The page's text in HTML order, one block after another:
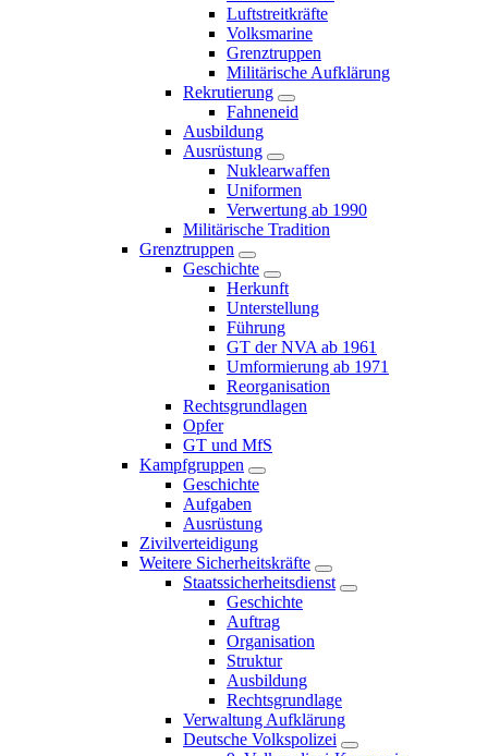
Luftstreitkräfte
Volksmarine
Grenztruppen
Militärische Aufklärung
Rekrutierung
Fahneneid
Ausbildung
Ausrüstung
Nuklearwaffen
Uniformen
Verwertung ab 1990
Militärische Tradition
Grenztruppen
Geschichte
Herkunft
Unterstellung
Führung
GT der NVA ab 1961
Umformierung ab 1971
Reorganisation
Rechtsgrundlagen
Opfer
GT und MfS
Kampfgruppen
Geschichte
Aufgaben
Ausrüstung
Zivilverteidigung
Weitere Sicherheitskräfte
Staatssicherheitsdienst
Geschichte
Auftrag
Organisation
Struktur
Ausbildung
Rechtsgrundlage
Verwaltung Aufklärung
Deutsche Volkspolizei